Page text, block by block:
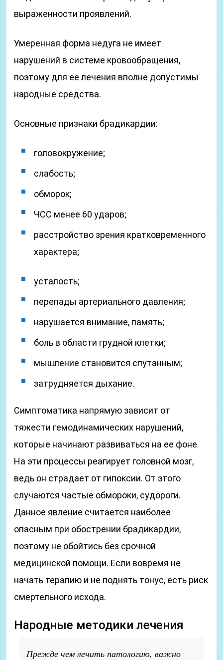
выраженности проявлений.
Умеренная форма недуга не имеет
нарушений в системе кровообращения,
поэтому для ее лечения вполне допустимы
народные средства.
Основные признаки брадикардии:
головокружение;
слабость;
обморок;
ЧСС менее 60 ударов;
расстройство зрения кратковременного
характера;
усталость;
перепады артериального давления;
нарушается внимание, память;
боль в области грудной клетки;
мышление становится спутанным;
затрудняется дыхание.
Симптоматика напрямую зависит от
тяжести гемодинамических нарушений,
которые начинают развиваться на ее фоне.
На эти процессы реагирует головной мозг,
ведь он страдает от гипоксии. От этого
случаются частые обмороки, судороги.
Данное явление считается наиболее
опасным при обострении брадикардии,
поэтому не обойтись без срочной
медицинской помощи. Если вовремя не
начать терапию и не поднять тонус, есть риск
смертельного исхода.
Народные методики лечения
Прежде чем лечить патологию, важно